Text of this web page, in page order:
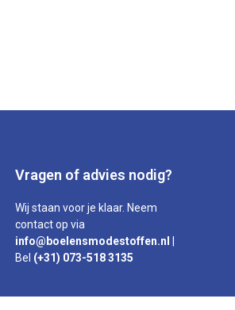
Vragen of advies nodig?
Wij staan voor je klaar. Neem
contact op via
info@boelensmodestoffen.nl
Bel (+31) 073-518 3135